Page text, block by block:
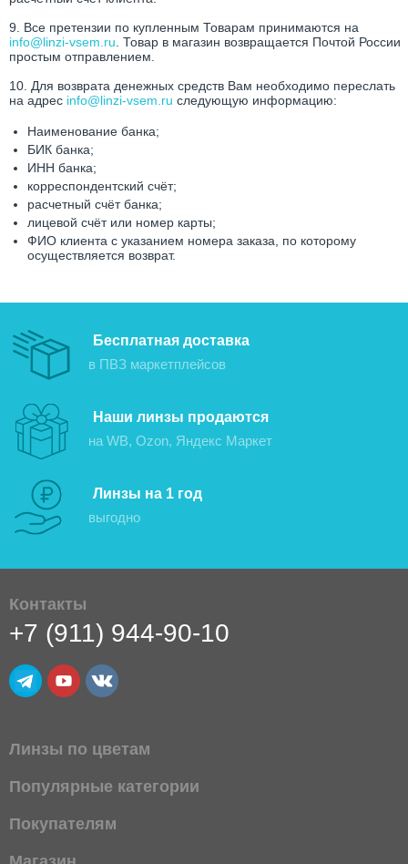
9. Все претензии по купленным Товарам принимаются на
info@linzi-vsem.ru. Товар в магазин возвращается Почтой России
простым отправлением.
10. Для возврата денежных средств Вам необходимо переслать
на адрес info@linzi-vsem.ru следующую информацию:
Наименование банка;
БИК банка;
ИНН банка;
корреспондентский счёт;
расчетный счёт банка;
лицевой счёт или номер карты;
ФИО клиента с указанием номера заказа, по которому
осуществляется возврат.
Бесплатная доставка
в ПВЗ маркетплейсов
Наши линзы продаются
на WB, Ozon, Яндекс Маркет
Линзы на 1 год
выгодно
Контакты
+7 (911) 944-90-10
Линзы по цветам
Популярные категории
Покупателям